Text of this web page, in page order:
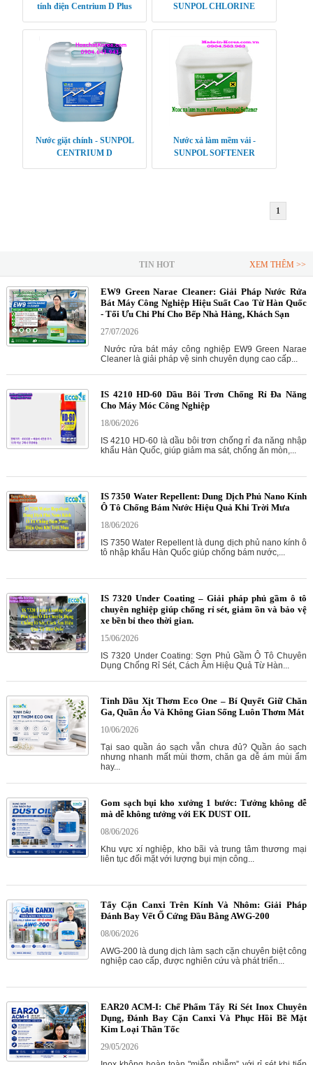
tính điện Centrium D Plus
SUNPOL CHLORINE
Nước giặt chính - SUNPOL
CENTRIUM D
Nước xả làm mềm vải -
SUNPOL SOFTENER
1
TIN HOT XEM THÊM >>
EW9 Green Narae Cleaner: Giải Pháp Nước Rửa
Bát Máy Công Nghiệp Hiệu Suất Cao Từ Hàn Quốc
- Tối Ưu Chi Phí Cho Bếp Nhà Hàng, Khách Sạn
27/07/2026
Nước rửa bát máy công nghiệp EW9 Green Narae
Cleaner là giải pháp vệ sinh chuyên dụng cao cấp...
IS 4210 HD-60 Dầu Bôi Trơn Chống Rỉ Đa Năng
Cho Máy Móc Công Nghiệp
18/06/2026
IS 4210 HD-60 là dầu bôi trơn chống rỉ đa năng nhập
khẩu Hàn Quốc, giúp giảm ma sát, chống ăn mòn,...
IS 7350 Water Repellent: Dung Dịch Phủ Nano Kính
Ô Tô Chống Bám Nước Hiệu Quả Khi Trời Mưa
18/06/2026
IS 7350 Water Repellent là dung dịch phủ nano kính ô
tô nhập khẩu Hàn Quốc giúp chống bám nước,...
IS 7320 Under Coating – Giải pháp phủ gầm ô tô
chuyên nghiệp giúp chống rỉ sét, giảm ồn và bảo vệ
xe bền bỉ theo thời gian.
15/06/2026
IS 7320 Under Coating: Sơn Phủ Gầm Ô Tô Chuyên
Dụng Chống Rỉ Sét, Cách Âm Hiệu Quả Từ Hàn...
Tinh Dầu Xịt Thơm Eco One – Bí Quyết Giữ Chăn
Ga, Quần Áo Và Không Gian Sống Luôn Thơm Mát
10/06/2026
Tại sao quần áo sạch vẫn chưa đủ? Quần áo sạch
nhưng nhanh mất mùi thơm, chăn ga dễ ám mùi ẩm
hay...
Gom sạch bụi kho xưởng 1 bước: Tưởng không dễ
mà dễ không tưởng với EK DUST OIL
08/06/2026
Khu vực xí nghiệp, kho bãi và trung tâm thương mại
liên tục đối mặt với lượng bụi mịn công...
Tẩy Cặn Canxi Trên Kính Và Nhôm: Giải Pháp
Đánh Bay Vết Ố Cứng Đầu Bằng AWG-200
08/06/2026
AWG-200 là dung dịch làm sạch cặn chuyên biệt công
nghiệp cao cấp, được nghiên cứu và phát triển...
EAR20 ACM-I: Chế Phẩm Tẩy Rỉ Sét Inox Chuyên
Dụng, Đánh Bay Cặn Canxi Và Phục Hồi Bề Mặt
Kim Loại Thần Tốc
29/05/2026